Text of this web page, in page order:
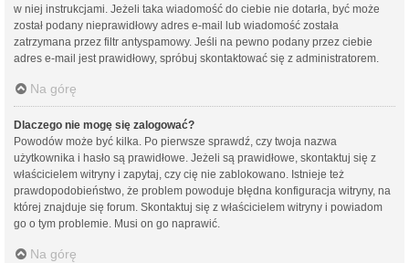
w niej instrukcjami. Jeżeli taka wiadomość do ciebie nie dotarła, być może
został podany nieprawidłowy adres e-mail lub wiadomość została
zatrzymana przez filtr antyspamowy. Jeśli na pewno podany przez ciebie
adres e-mail jest prawidłowy, spróbuj skontaktować się z administratorem.
Na górę
Dlaczego nie mogę się zalogować?
Powodów może być kilka. Po pierwsze sprawdź, czy twoja nazwa
użytkownika i hasło są prawidłowe. Jeżeli są prawidłowe, skontaktuj się z
właścicielem witryny i zapytaj, czy cię nie zablokowano. Istnieje też
prawdopodobieństwo, że problem powoduje błędna konfiguracja witryny, na
której znajduje się forum. Skontaktuj się z właścicielem witryny i powiadom
go o tym problemie. Musi on go naprawić.
Na górę